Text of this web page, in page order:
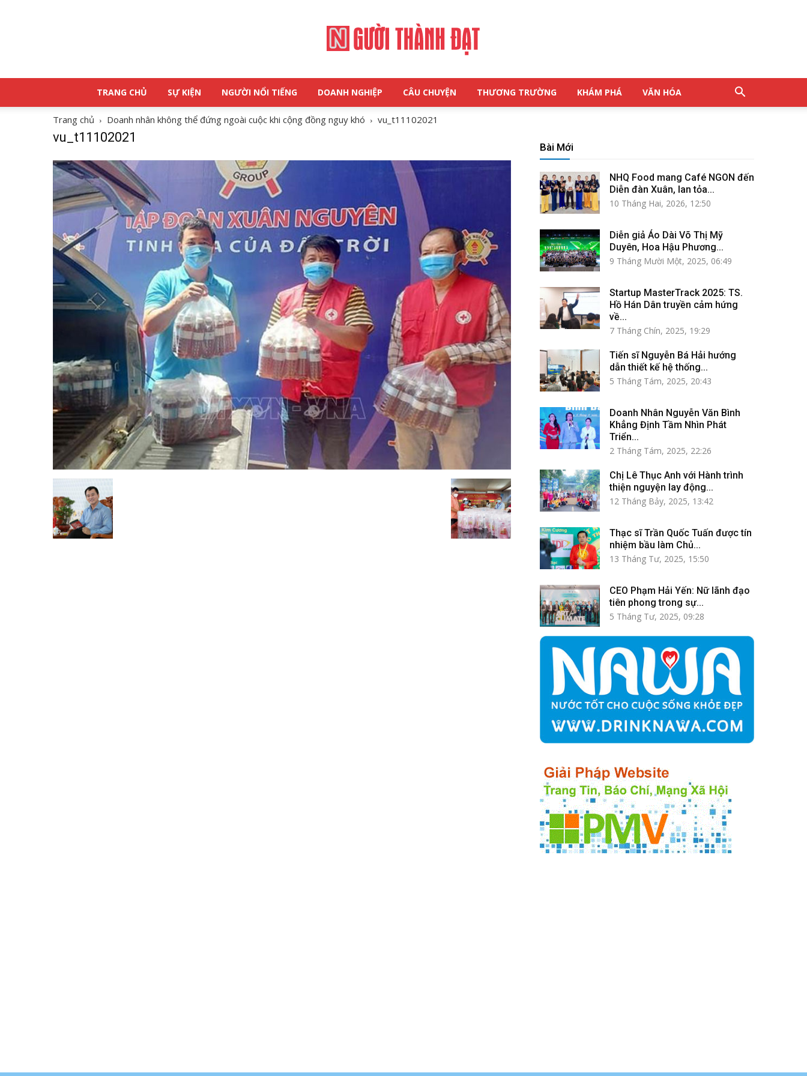
THÀNH
ĐẠT
TRANG CHỦ SỰ KIỆN NGƯỜI NỔI TIẾNG DOANH NGHIỆP CÂU CHUYỆN THƯƠNG TRƯỜNG KHÁM PHÁ VĂN HÓA
Trang chủ Doanh nhân không thể đứng ngoài cuộc khi cộng đồng nguy khó vu_t11102021
vu_t11102021
Bài Mới
NHQ Food mang Café NGON đến
Diễn đàn Xuân, lan tỏa...
10 Tháng Hai, 2026, 12:50
Diễn giả Áo Dài Võ Thị Mỹ
Duyên, Hoa Hậu Phương...
9 Tháng Mười Một, 2025, 06:49
Startup MasterTrack 2025: TS.
Hồ Hán Dân truyền cảm hứng
về...
7 Tháng Chín, 2025, 19:29
Tiến sĩ Nguyễn Bá Hải hướng
dẫn thiết kế hệ thống...
5 Tháng Tám, 2025, 20:43
Doanh Nhân Nguyễn Văn Bình
Khẳng Định Tầm Nhìn Phát
Triển...
2 Tháng Tám, 2025, 22:26
Chị Lê Thục Anh với Hành trình
thiện nguyện lay động...
12 Tháng Bảy, 2025, 13:42
Thạc sĩ Trần Quốc Tuấn được tín
nhiệm bầu làm Chủ...
13 Tháng Tư, 2025, 15:50
CEO Phạm Hải Yến: Nữ lãnh đạo
tiên phong trong sự...
5 Tháng Tư, 2025, 09:28